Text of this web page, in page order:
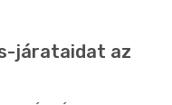
járataidat az